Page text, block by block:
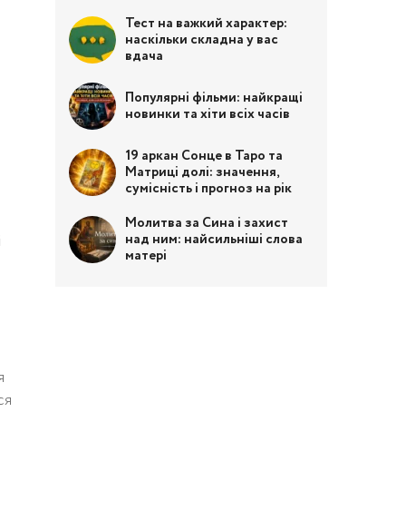
Тест на важкий характер:
наскільки складна у вас
вдача
Популярні фільми: найкращі
новинки та хіти всіх часів
19 аркан Сонце в Таро та
Матриці долі: значення,
сумісність і прогноз на рік
Молитва за Сина і захист
над ним: найсильніші слова
матері